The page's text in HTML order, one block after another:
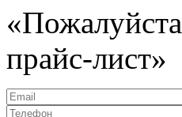
прайс-лист»